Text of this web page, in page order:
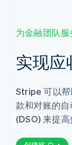
为金融团队服
实现应
Stripe 可以
款和对账的
(DSO) 来提高